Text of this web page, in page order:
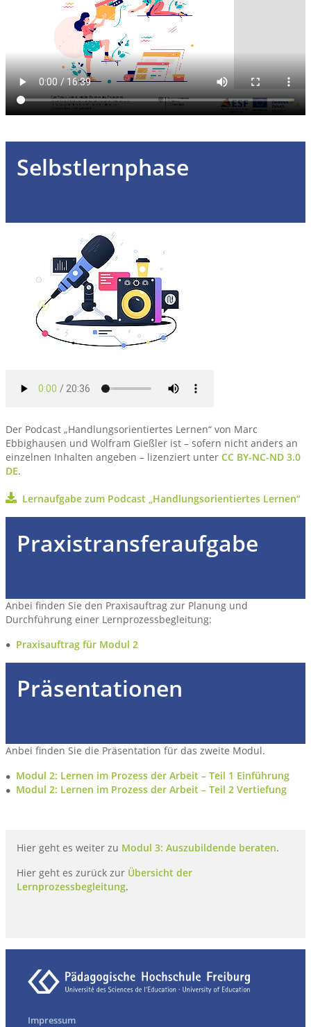
Selbstlernphase
Der Podcast „Handlungsorientiertes Lernen“ von Marc
Ebbighausen und Wolfram Gießler ist – sofern nicht anders an
einzelnen Inhalten angeben – lizenziert unter CC BY-NC-ND 3.0
DE.
Lernaufgabe zum Podcast „Handlungsorientiertes Lernen“
Praxistransferaufgabe
Anbei finden Sie den Praxisauftrag zur Planung und
Durchführung einer Lernprozessbegleitung:
Praxisauftrag für Modul 2
Präsentationen
Anbei finden Sie die Präsentation für das zweite Modul.
Modul 2: Lernen im Prozess der Arbeit – Teil 1 Einführung
Modul 2: Lernen im Prozess der Arbeit – Teil 2 Vertiefung
Hier geht es weiter zu Modul 3: Auszubildende beraten.
Hier geht es zurück zur Übersicht der
Lernprozessbegleitung.
Impressum